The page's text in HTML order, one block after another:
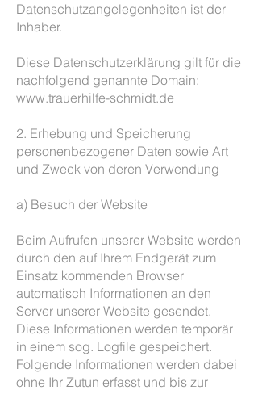
Datenschutzangelegenheiten ist der
Inhaber.
Diese Datenschutzerklärung gilt für die
nachfolgend genannte Domain:
www.trauerhilfe-schmidt.de
2. Erhebung und Speicherung
personenbezogener Daten sowie Art
und Zweck von deren Verwendung
a) Besuch der Website
Beim Aufrufen unserer Website werden
durch den auf Ihrem Endgerät zum
Einsatz kommenden Browser
automatisch Informationen an den
Server unserer Website gesendet.
Diese Informationen werden temporär
in einem sog. Logfile gespeichert.
Folgende Informationen werden dabei
ohne Ihr Zutun erfasst und bis zur